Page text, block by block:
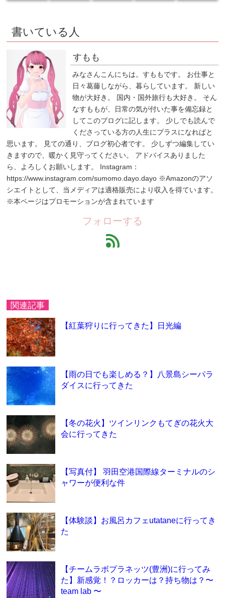
書いている人
すもも
みなさんこんにちは。すももです。 お仕事と
日々葛藤しながら、暮らしています。 新しい
物が大好き。 国内・国外旅行も大好き。 そん
なすももが、日常の気が付いた事を備忘録と
してこのブログに記します。 少しでも読んで
くださっている方の人生にプラスになればと
思います。 見ての通り、ブログ初心者です。 少しずつ編集してい
きますので、暖かく見守ってください。 アドバイスありました
ら、よろしくお願いします。 Instagram：
https://www.instagram.com/sumomo.dayo.dayo ※Amazonのアソ
シエイトとして、当メディアは適格販売により収入を得ています。
※本ページはプロモーションが含まれています
フォローする
feed
関連記事
【紅葉狩りに行ってきた】日光編
【雨の日でも楽しめる？】八景島シーパラ
ダイスに行ってきた
【冬の花火】ツインリンクもてぎの花火大
会に行ってきた
【写真付】 羽田空港国際線ターミナルのシ
ャワーが便利な件
【体験談】お風呂カフェutataneに行ってき
た
【チームラボプラネッツ(豊洲)に行ってみ
た】新感覚！？ロッカーは？持ち物は？〜
team lab 〜